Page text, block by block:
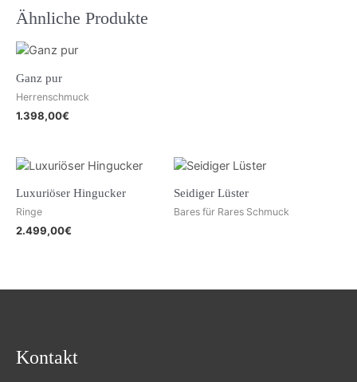
Ähnliche Produkte
Ganz pur
Herrenschmuck
1.398,00€
Luxuriöser Hingucker
Ringe
2.499,00€
Seidiger Lüster
Bares für Rares Schmuck
Kontakt